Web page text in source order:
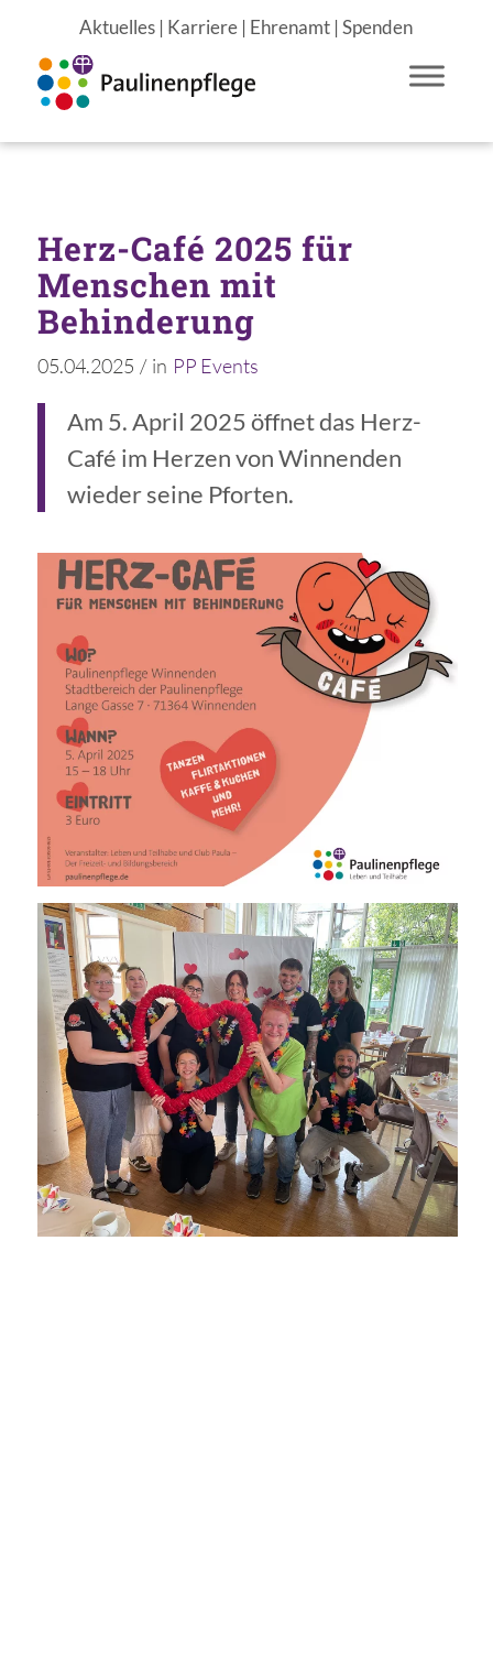
Aktuelles | Karriere | Ehrenamt |Spenden
Herz-Café 2025 für
Menschen mit
Behinderung
05.04.2025 / in PP Events
Am 5. April 2025 öffnet das Herz-
Café im Herzen von Winnenden
wieder seine Pforten.